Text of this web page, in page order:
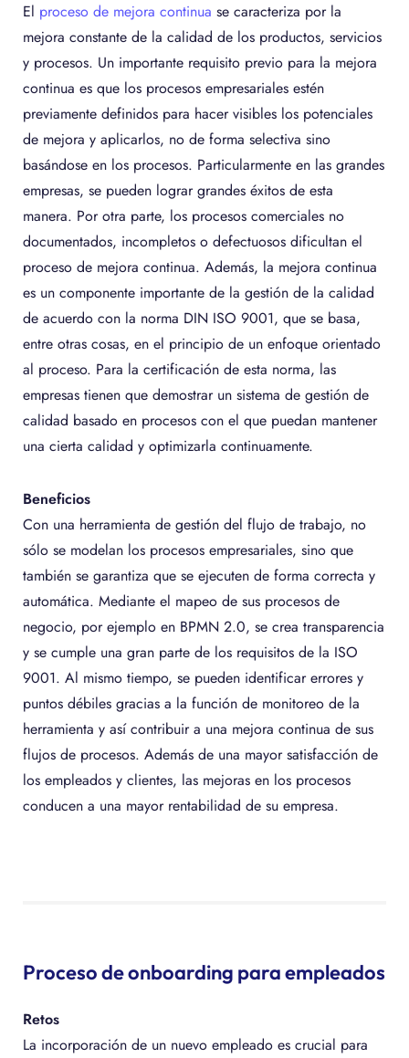
El proceso de mejora continua se caracteriza por la
mejora constante de la calidad de los productos, servicios
y procesos. Un importante requisito previo para la mejora
continua es que los procesos empresariales estén
previamente definidos para hacer visibles los potenciales
de mejora y aplicarlos, no de forma selectiva sino
basándose en los procesos. Particularmente en las grandes
empresas, se pueden lograr grandes éxitos de esta
manera. Por otra parte, los procesos comerciales no
documentados, incompletos o defectuosos dificultan el
proceso de mejora continua. Además, la mejora continua
es un componente importante de la gestión de la calidad
de acuerdo con la norma DIN ISO 9001, que se basa,
entre otras cosas, en el principio de un enfoque orientado
al proceso. Para la certificación de esta norma, las
empresas tienen que demostrar un sistema de gestión de
calidad basado en procesos con el que puedan mantener
una cierta calidad y optimizarla continuamente.
Beneficios
Con una herramienta de gestión del flujo de trabajo, no
sólo se modelan los procesos empresariales, sino que
también se garantiza que se ejecuten de forma correcta y
automática. Mediante el mapeo de sus procesos de
negocio, por ejemplo en BPMN 2.0, se crea transparencia
y se cumple una gran parte de los requisitos de la ISO
9001. Al mismo tiempo, se pueden identificar errores y
puntos débiles gracias a la función de monitoreo de la
herramienta y así contribuir a una mejora continua de sus
flujos de procesos. Además de una mayor satisfacción de
los empleados y clientes, las mejoras en los procesos
conducen a una mayor rentabilidad de su empresa.
Proceso de onboarding para empleados
Retos
La incorporación de un nuevo empleado es crucial para